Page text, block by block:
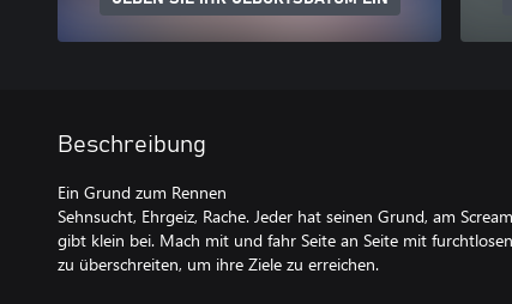
Beschreibung
Ein Grund zum Rennen
Sehnsucht, Ehrgeiz, Rache. Jeder hat seinen Grund, am
gibt klein bei. Mach mit und fahr Seite an Seite mit
zu überschreiten, um ihre Ziele zu erreichen.